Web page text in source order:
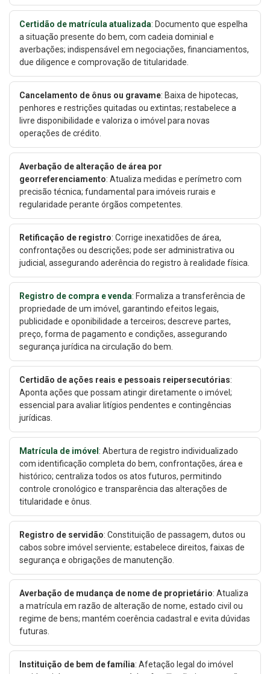
Certidão de matrícula atualizada: Documento que espelha
a situação presente do bem, com cadeia dominial e
averbações; indispensável em negociações, financiamentos,
due diligence e comprovação de titularidade.
Cancelamento de ônus ou gravame: Baixa de hipotecas,
penhores e restrições quitadas ou extintas; restabelece a
livre disponibilidade e valoriza o imóvel para novas
operações de crédito.
Averbação de alteração de área por
georreferenciamento: Atualiza medidas e perímetro com
precisão técnica; fundamental para imóveis rurais e
regularidade perante órgãos competentes.
Retificação de registro: Corrige inexatidões de área,
confrontações ou descrições; pode ser administrativa ou
judicial, assegurando aderência do registro à realidade física.
Registro de compra e venda: Formaliza a transferência de
propriedade de um imóvel, garantindo efeitos legais,
publicidade e oponibilidade a terceiros; descreve partes,
preço, forma de pagamento e condições, assegurando
segurança jurídica na circulação do bem.
Certidão de ações reais e pessoais reipersecutórias:
Aponta ações que possam atingir diretamente o imóvel;
essencial para avaliar litígios pendentes e contingências
jurídicas.
Matrícula de imóvel : Abertura de registro individualizado
com identificação completa do bem, confrontações, área e
histórico; centraliza todos os atos futuros, permitindo
controle cronológico e transparência das alterações de
titularidade e ônus.
Registro de servidão: Constituição de passagem, dutos ou
cabos sobre imóvel serviente; estabelece direitos, faixas de
segurança e obrigações de manutenção.
Averbação de mudança de nome de proprietário: Atualiza
a matrícula em razão de alteração de nome, estado civil ou
regime de bens; mantém coerência cadastral e evita dúvidas
futuras.
Instituição de bem de família: Afetação legal do imóvel